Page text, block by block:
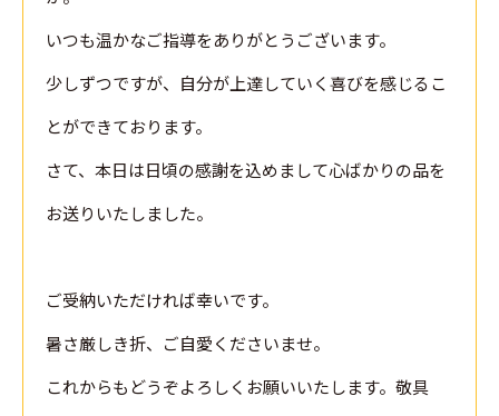
いつも温かなご指導をありがとうございます。
少しずつですが、自分が上達していく喜びを感じるこ
とができております。
さて、本日は日頃の感謝を込めまして心ばかりの品を
お送りいたしました。
ご受納いただければ幸いです。
暑さ厳しき折、ご自愛くださいませ。
これからもどうぞよろしくお願いいたします。敬具